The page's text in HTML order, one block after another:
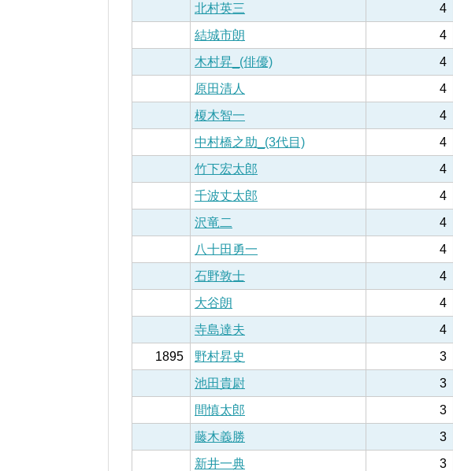
北村英三
4
結城市朗
4
木村昇_(俳優)
4
原田清人
4
榎木智一
4
中村橋之助_(3代目)
4
竹下宏太郎
4
千波丈太郎
4
沢竜二
4
八十田勇一
4
石野敦士
4
大谷朗
4
寺島達夫
4
1895
野村昇史 3
池田貴尉
3
間慎太郎
3
藤木義勝
3
新井一典
3